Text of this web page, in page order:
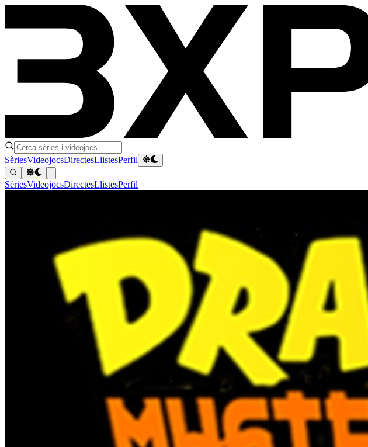
SèriesVideojocsDirectesLlistesPerfil
SèriesVideojocsDirectesLlistesPerfil